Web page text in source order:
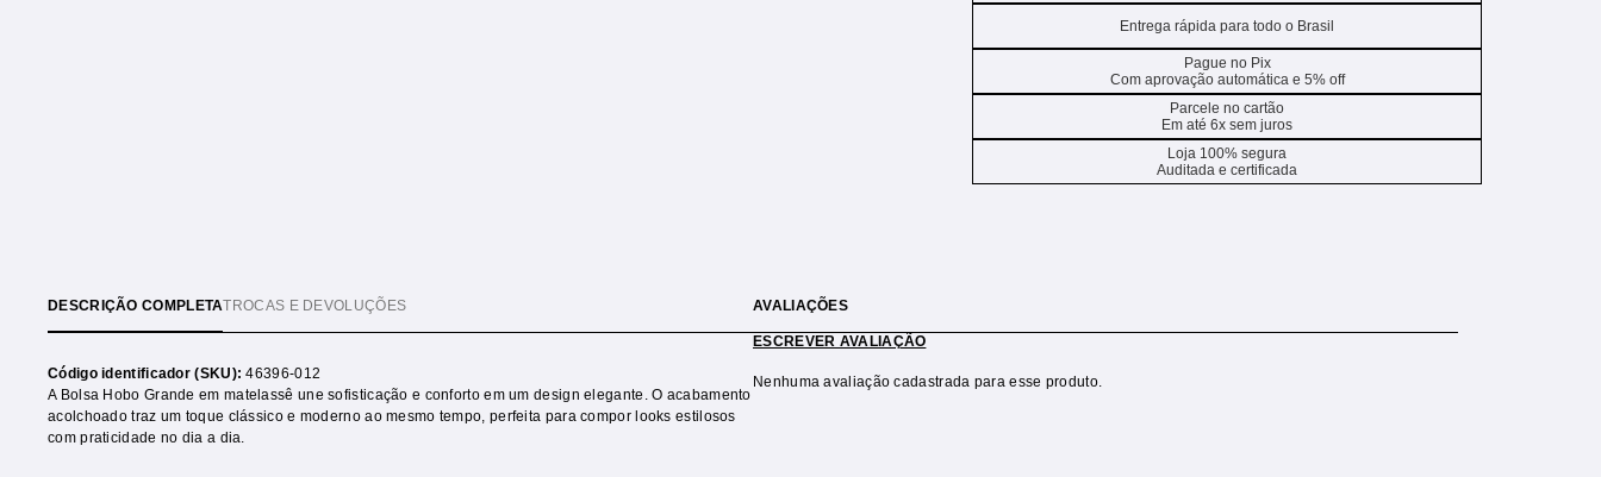
Entrega rápida para todo o Brasil
Pague no Pix
Com aprovação automática e 5% off
Parcele no cartão
Em até 6x sem juros
Loja 100% segura
Auditada e certificada
DESCRIÇÃO COMPLETATROCAS E DEVOLUÇÕES
Código identificador (SKU): 46396-012
A Bolsa Hobo Grande em matelassê une sofisticação e conforto em um design elegante. O acabamento
acolchoado traz um toque clássico e moderno ao mesmo tempo, perfeita para compor looks estilosos
com praticidade no dia a dia.
AVALIAÇÕES
ESCREVER AVALIAÇÃO
Nenhuma avaliação cadastrada para esse produto.